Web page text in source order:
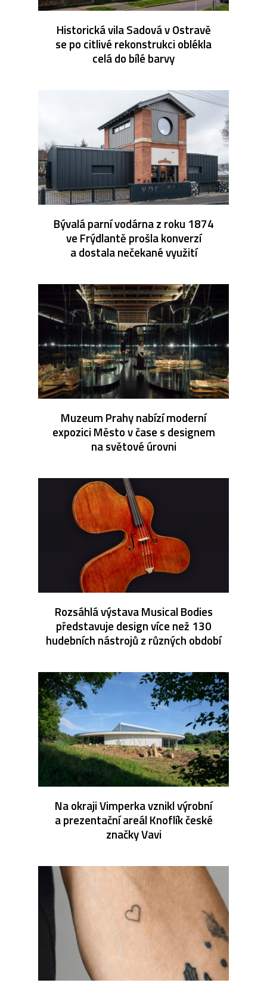
Historická vila Sadová v Ostravě
se po citlivé rekonstrukci oblékla
celá do bílé barvy
Bývalá parní vodárna z roku 1874
ve Frýdlantě prošla konverzí
a dostala nečekané využití
Muzeum Prahy nabízí moderní
expozici Město v čase s designem
na světové úrovni
Rozsáhlá výstava Musical Bodies
představuje design více než 130
hudebních nástrojů z různých období
Na okraji Vimperka vznikl výrobní
a prezentační areál Knoflík české
značky Vavi